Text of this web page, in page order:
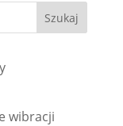
wibracji